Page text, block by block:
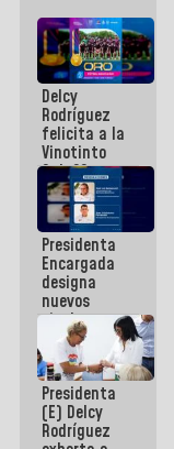
Delcy
Rodríguez
felicita a la
Vinotinto
Sub 20
campeona
frente
México Sub
23 en los
Centroamericanos
Presidenta
Encargada
designa
nuevos
titulares en
Viceministerio
de Energía
Eléctrica y
CORPOELEC
Presidenta
(E) Delcy
Rodríguez